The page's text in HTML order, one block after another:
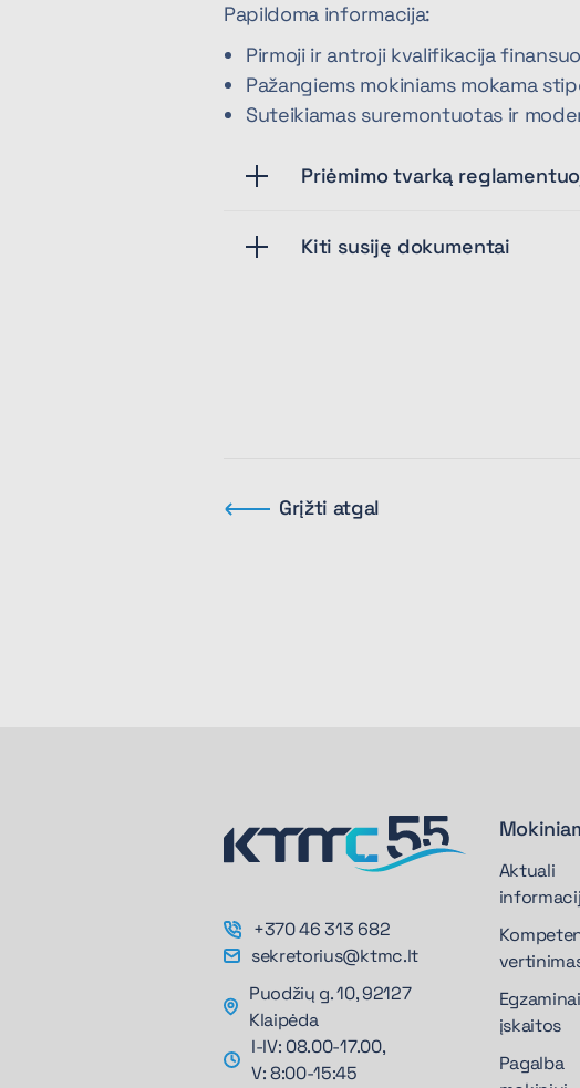
Papildoma informacija:
Pirmoji ir antroji kvalifikacija
Pažangiems mokiniams mokama
Suteikiamas suremontuotas ir
Priėmimo tvarką
Kiti susiję dokumentai
Grįžti atgal
+370 46 313 682
sekretorius@ktmc.lt
Puodžių g. 10, 92127
Klaipėda
I-IV: 08.00-17.00,
V: 8:00-15:45
Aktuali
įskaitos
Pagalba